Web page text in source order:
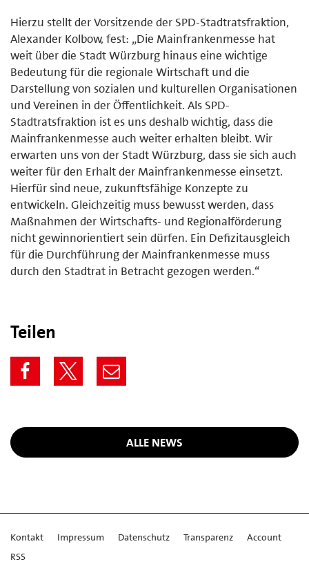
Hierzu stellt der Vorsitzende der SPD-Stadtratsfraktion,
Alexander Kolbow, fest: „Die Mainfrankenmesse hat
weit über die Stadt Würzburg hinaus eine wichtige
Bedeutung für die regionale Wirtschaft und die
Darstellung von sozialen und kulturellen Organisationen
und Vereinen in der Öffentlichkeit. Als SPD-
Stadtratsfraktion ist es uns deshalb wichtig, dass die
Mainfrankenmesse auch weiter erhalten bleibt. Wir
erwarten uns von der Stadt Würzburg, dass sie sich auch
weiter für den Erhalt der Mainfrankenmesse einsetzt.
Hierfür sind neue, zukunftsfähige Konzepte zu
entwickeln. Gleichzeitig muss bewusst werden, dass
Maßnahmen der Wirtschafts- und Regionalförderung
nicht gewinnorientiert sein dürfen. Ein Defizitausgleich
für die Durchführung der Mainfrankenmesse muss
durch den Stadtrat in Betracht gezogen werden.“
Teilen
ALLE NEWS
Kontakt Impressum Datenschutz Transparenz
Account
RSS